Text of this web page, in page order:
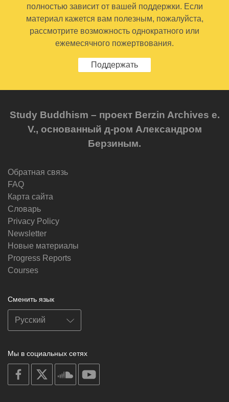
полностью зависит от вашей поддержки. Если
материал кажется вам полезным, пожалуйста,
рассмотрите возможность однократного или
ежемесячного пожертвования.
Поддержать
Study Buddhism – проект Berzin Archives e.
V., основанный д-ром Александром
Берзиным.
Обратная связь
FAQ
Карта сайта
Словарь
Privacy Policy
Newsletter
Новые материалы
Progress Reports
Courses
Сменить язык
Мы в социальных сетях
on
facebook
soundcloud